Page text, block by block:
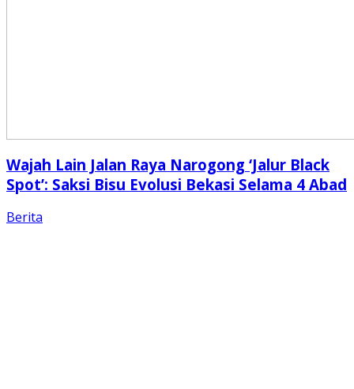
Wajah Lain Jalan Raya Narogong ‘Jalur Black
Spot’: Saksi Bisu Evolusi Bekasi Selama 4 Abad
Berita